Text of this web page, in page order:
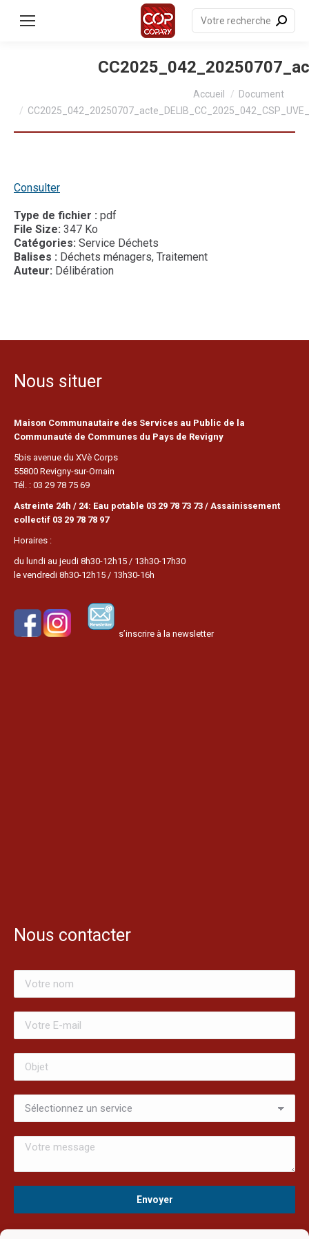
principal
Recherche
:
Accueil
Document
Consulter
Type de fichier : pdf
File Size: 347 Ko
Catégories: Service Déchets
Balises : Déchets ménagers, Traitement
Auteur: Délibération
Nous situer
Maison Communautaire des Services au Public de la
Communauté de Communes du Pays de Revigny
5bis avenue du XVè Corps
55800 Revigny-sur-Ornain
Tél. : 03 29 78 75 69
Astreinte 24h / 24: Eau potable 03 29 78 73 73 / Assainissement
collectif 03 29 78 78 97
Horaires :
du lundi au jeudi 8h30-12h15 / 13h30-17h30
le vendredi 8h30-12h15 / 13h30-16h
s’inscrire à la newsletter
Nous contacter